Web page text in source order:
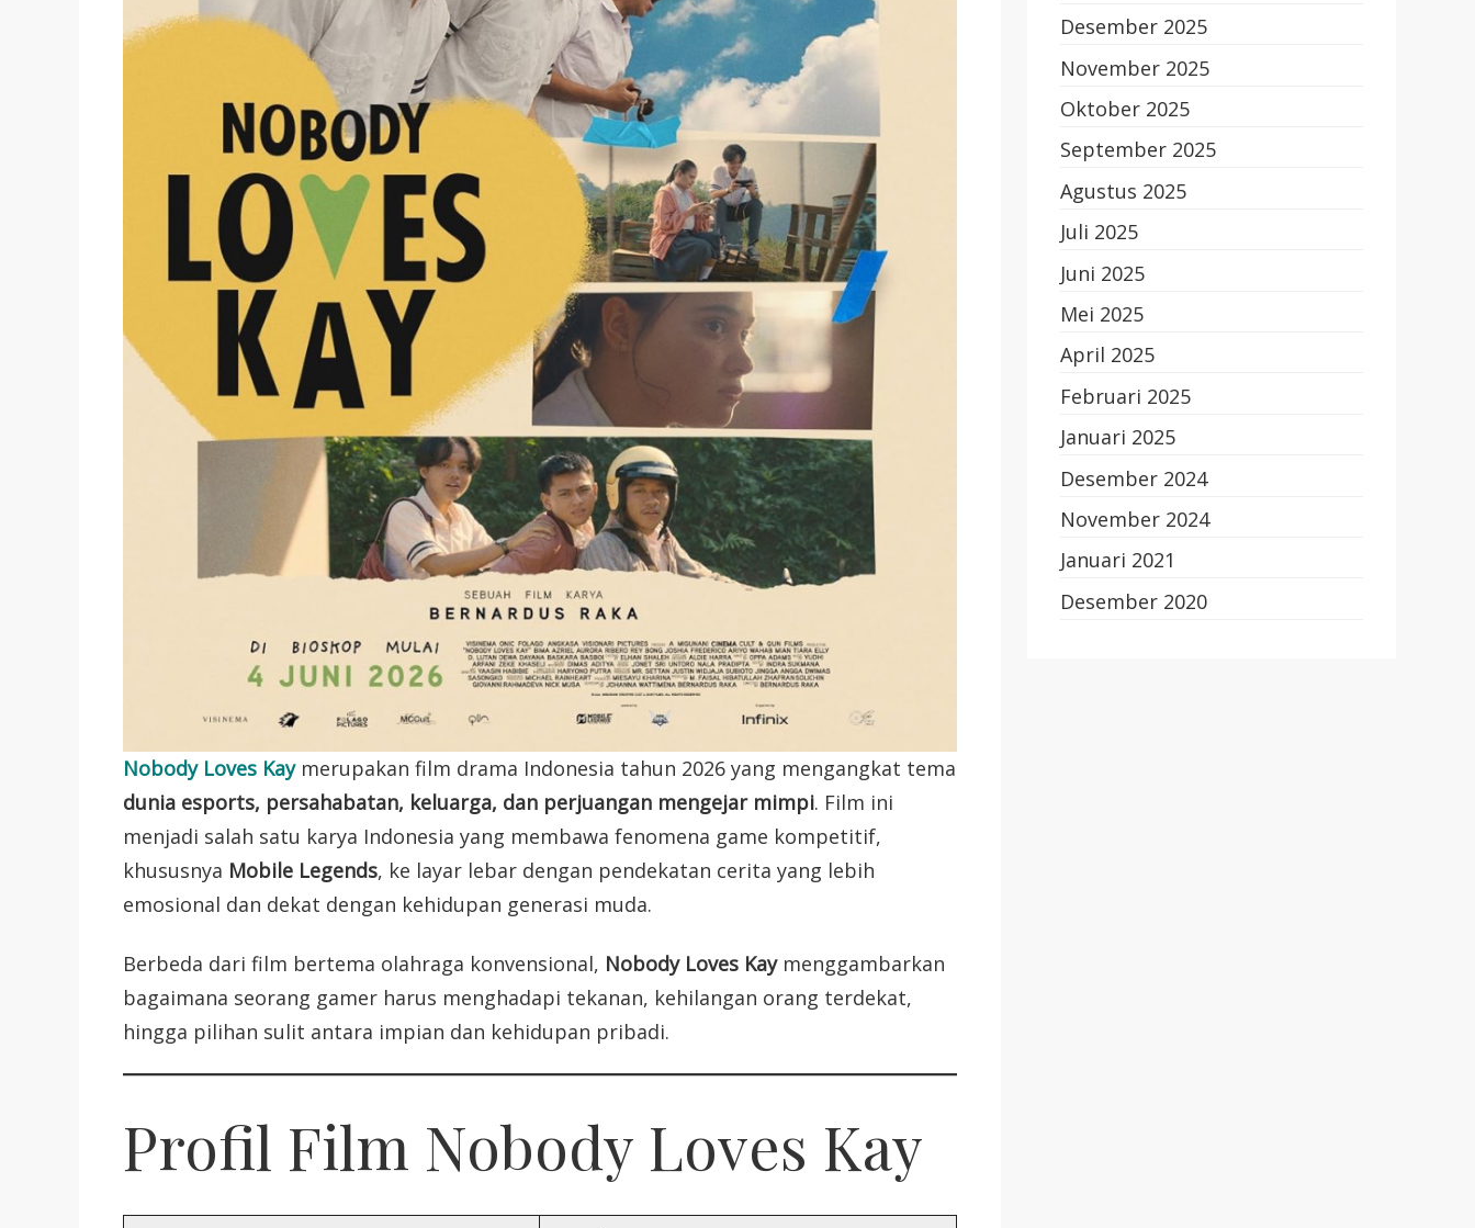
Nobody Loves Kay merupakan film drama Indonesia tahun 2026 yang mengangkat tema
dunia esports, persahabatan, keluarga, dan perjuangan mengejar mimpi. Film ini
menjadi salah satu karya Indonesia yang membawa fenomena game kompetitif,
khususnya Mobile Legends, ke layar lebar dengan pendekatan cerita yang lebih
emosional dan dekat dengan kehidupan generasi muda.
Berbeda dari film bertema olahraga konvensional, Nobody Loves Kaymenggambarkan
bagaimana seorang gamer harus menghadapi tekanan, kehilangan orang terdekat,
hingga pilihan sulit antara impian dan kehidupan pribadi.
Profil Film Nobody Loves Kay
Desember 2025
November 2025
Oktober 2025
September 2025
Agustus 2025
Juli 2025
Juni 2025
Mei 2025
April 2025
Februari 2025
Januari 2025
Desember 2024
November 2024
Januari 2021
Desember 2020